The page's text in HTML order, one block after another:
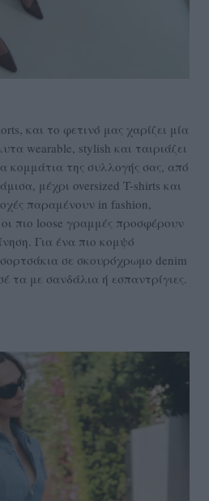
και το φετινό μας χαρίζει μία
wearable, stylish και ταιριάζει
κομμάτια της συλλογής σας, από
μέχρι oversized T-shirts και
παραμένουν in fashion,
πιο loose γραμμές προσφέρουν
Για ένα πιο κομψό
σε σκουρόχρωμο denim
τα με σανδάλια ή εσπαντρίγιες.